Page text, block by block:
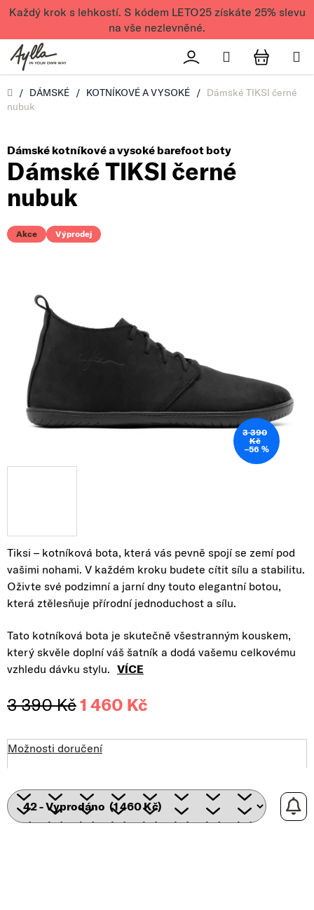
Přejít na obsah
Každý krok s lehkostí. S kódem LETO25 získáte 25% slevu
na vše nezlevněné.
Přihlášení
Hledat
Úvod
/ DÁMSKÉ / KOTNÍKOVÉ A VYSOKÉ / Dámské TIKSI černé
nubuk
Tiksi – kotníková bota, která vás pevně spojí se zemí pod
vašimi nohami. V každém kroku budete cítit sílu a stabilitu.
Oživte své podzimní a jarní dny touto elegantní botou,
která ztělesňuje přírodní jednoduchost a sílu.
Tato kotníková bota je skutečně všestranným kouskem,
který skvěle doplní váš šatník a dodá vašemu celkovému
vzhledu dávku stylu. VÍCE
3 390 Kč1 460 Kč
Možnosti doručení
Dámské kotníkové a vysoké barefoot boty
Dámské TIKSI černé
nubuk
Akce Výprodej
3 390
Kč
–56 %